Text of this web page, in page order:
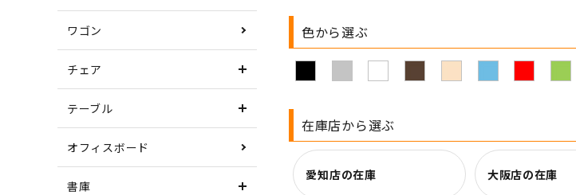
ワゴン
チェア
テーブル
オフィスボード
書庫
色から選ぶ
在庫店から選ぶ
愛知店の在庫 大阪店の在庫